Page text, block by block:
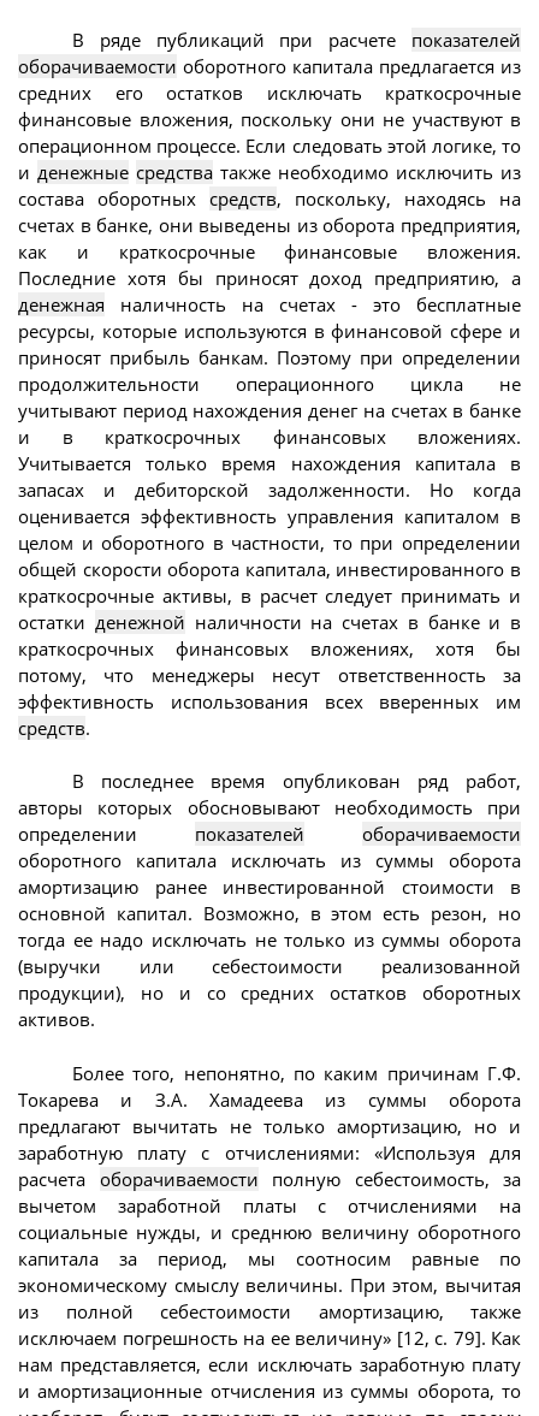
В ряде публикаций при расчете показателей
оборачиваемости оборотного капитала предлагается из
средних его остатков исключать краткосрочные
финансовые вложения, поскольку они не участвуют в
операционном процессе. Если следовать этой логике, то
и денежные средства также необходимо исключить из
состава оборотных средств, поскольку, находясь на
счетах в банке, они выведены из оборота предприятия,
как и краткосрочные финансовые вложения.
Последние хотя бы приносят доход предприятию, а
денежная наличность на счетах - это бесплатные
ресурсы, которые используются в финансовой сфере и
приносят прибыль банкам. Поэтому при определении
продолжительности операционного цикла не
учитывают период нахождения денег на счетах в банке
и в краткосрочных финансовых вложениях.
Учитывается только время нахождения капитала в
запасах и дебиторской задолженности. Но когда
оценивается эффективность управления капиталом в
целом и оборотного в частности, то при определении
общей скорости оборота капитала, инвестированного в
краткосрочные активы, в расчет следует принимать и
остатки денежной наличности на счетах в банке и в
краткосрочных финансовых вложениях, хотя бы
потому, что менеджеры несут ответственность за
эффективность использования всех вверенных им
средств.
В последнее время опубликован ряд работ,
авторы которых обосновывают необходимость при
определении показателей
оборачиваемости
оборотного капитала исключать из суммы оборота
амортизацию ранее инвестированной стоимости в
основной капитал. Возможно, в этом есть резон, но
тогда ее надо исключать не только из суммы оборота
(выручки или себестоимости реализованной
продукции), но и со средних остатков оборотных
активов.
Более того, непонятно, по каким причинам Г.Ф.
Токарева и З.А. Хамадеева из суммы оборота
предлагают вычитать не только амортизацию, но и
заработную плату с отчислениями: «Используя для
расчета оборачиваемости полную себестоимость, за
вычетом заработной платы с отчислениями на
социальные нужды, и среднюю величину оборотного
капитала за период, мы соотносим равные по
экономическому смыслу величины. При этом, вычитая
из полной себестоимости амортизацию, также
исключаем погрешность на ее величину» [12, с. 79]. Как
нам представляется, если исключать заработную плату
и амортизационные отчисления из суммы оборота, то